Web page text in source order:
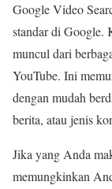
Google Video
standar di Google.
muncul dari
YouTube. Ini
dengan mudah
berita, atau jenis
Jika yang Anda
memungkinkan